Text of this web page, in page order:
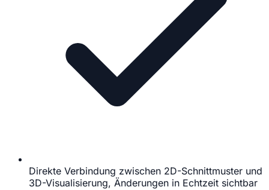
Direkte Verbindung zwischen 2D-Schnittmuster und
3D-Visualisierung, Änderungen in Echtzeit sichtbar